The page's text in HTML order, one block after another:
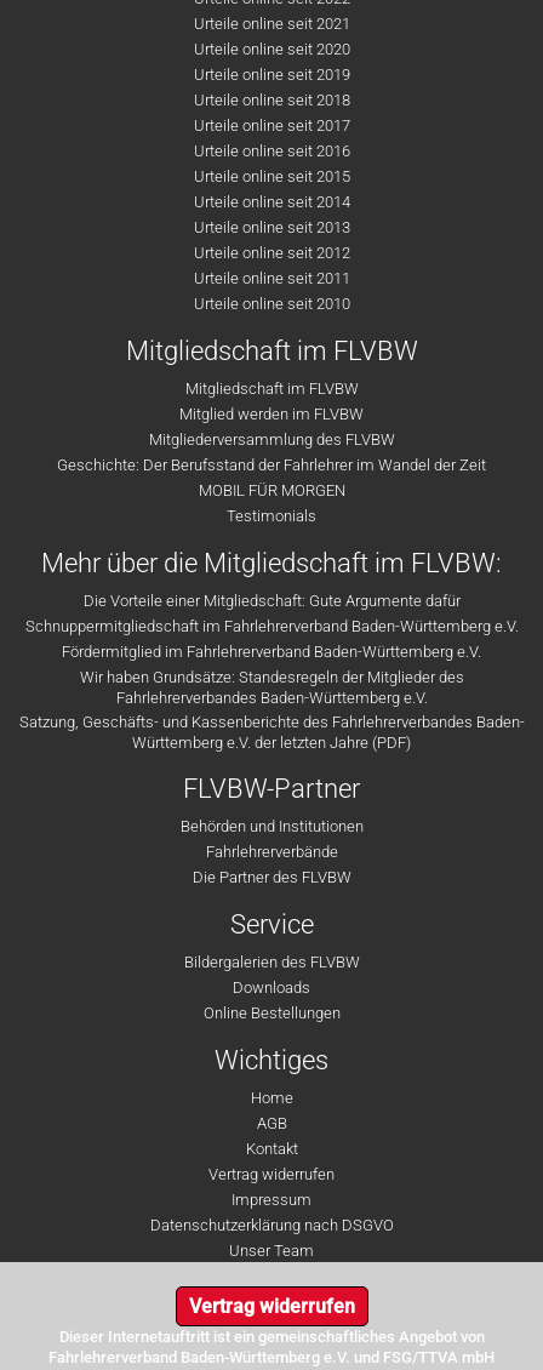
Urteile online seit 2021
Urteile online seit 2020
Urteile online seit 2019
Urteile online seit 2018
Urteile online seit 2017
Urteile online seit 2016
Urteile online seit 2015
Urteile online seit 2014
Urteile online seit 2013
Urteile online seit 2012
Urteile online seit 2011
Urteile online seit 2010
Mitgliedschaft im FLVBW
Mitgliedschaft im FLVBW
Mitglied werden im FLVBW
Mitgliederversammlung des FLVBW
Geschichte: Der Berufsstand der Fahrlehrer im Wandel der Zeit
MOBIL FÜR MORGEN
Testimonials
Mehr über die Mitgliedschaft im FLVBW:
Die Vorteile einer Mitgliedschaft: Gute Argumente dafür
Schnuppermitgliedschaft im Fahrlehrerverband Baden-Württemberg e.V.
Fördermitglied im Fahrlehrerverband Baden-Württemberg e.V.
Wir haben Grundsätze: Standesregeln der Mitglieder des
Fahrlehrerverbandes Baden-Württemberg e.V.
Satzung, Geschäfts- und Kassenberichte des Fahrlehrerverbandes Baden-
Württemberg e.V. der letzten Jahre (PDF)
FLVBW-Partner
Behörden und Institutionen
Fahrlehrerverbände
Die Partner des FLVBW
Service
Bildergalerien des FLVBW
Downloads
Online Bestellungen
Wichtiges
Home
AGB
Kontakt
Vertrag widerrufen
Impressum
Datenschutzerklärung nach DSGVO
Unser Team
Vertrag widerrufen
Dieser Internetauftritt ist ein gemeinschaftliches Angebot von
Fahrlehrerverband Baden-Württemberg e.V. und FSG/TTVA mbH